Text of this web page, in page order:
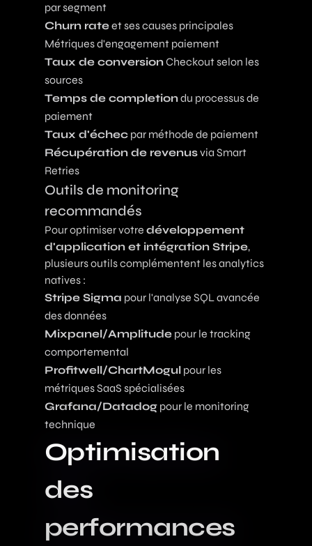
par segment
Churn rateet ses causes principales
Métriques d'engagement paiement
Taux de conversionCheckout selon les
sources
Temps de completiondu processus de
paiement
Taux d'échec par méthode de paiement
Récupération de revenusvia Smart
Retries
Outils de monitoring
recommandés
Pour optimiser votre développement
d'application et intégration Stripe,
plusieurs outils complémentent les analytics
natives :
Stripe Sigma pour l'analyse SQL avancée
des données
Mixpanel/Amplitude pour le tracking
comportemental
Profitwell/ChartMogul pour les
métriques SaaS spécialisées
Grafana/Datadog pour le monitoring
technique
Optimisation
des
performances